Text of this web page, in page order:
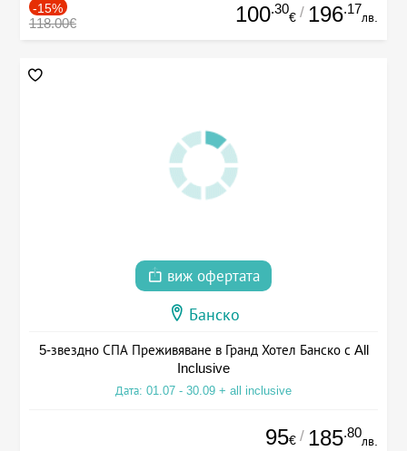
-15%
118.00€ 100.30
€ / 196.17
лв.
виж офертата
Банско
5-звездно СПА Преживяване в Гранд Хотел Банско с All
Inclusive
Дата: 01.07 - 30.09 + all inclusive
95€ / 185.80
лв.